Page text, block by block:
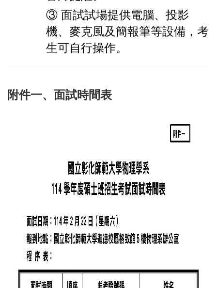
③ 面試試場提供電腦、投影
機、麥克風及簡報筆等設備，考
生可自行操作。
附件一、面試時間表